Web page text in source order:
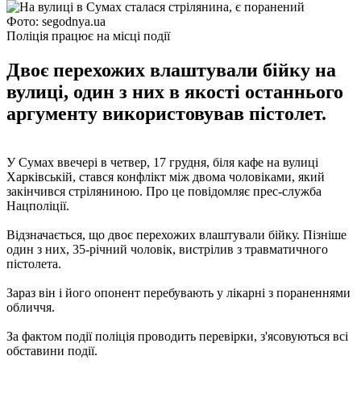
Фото: segodnya.ua
Поліція працює на місці події
Двоє перехожих влаштували бійку на
вулиці, один з них в якості останнього
аргументу використовував пістолет.
У Сумах ввечері в четвер, 17 грудня, біля кафе на вулиці
Харківській, стався конфлікт між двома чоловіками, який
закінчився стріляниною. Про це повідомляє прес-служба
Нацполіції.
Відзначається, що двоє перехожих влаштували бійку. Пізніше
один з них, 35-річний чоловік, вистрілив з травматичного
пістолета.
Зараз він і його опонент перебувають у лікарні з пораненнями
обличчя.
За фактом події поліція проводить перевірки, з'ясовуються всі
обставини події.